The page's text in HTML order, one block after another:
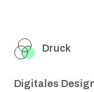
Druck
Digitales